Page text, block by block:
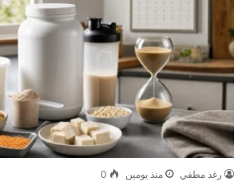
رغد مطفي منذ يومين 0